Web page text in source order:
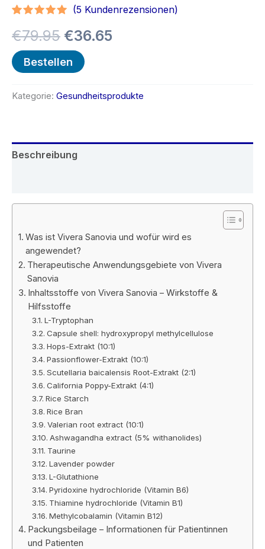
mit4.75
von 5,
basierend
auf
Kundenbewertungen
(5Kundenrezensionen)
€79.95 Ursprünglicher
Preis
€79.95
€36.65
Bestellen
Kategorie: Gesundheitsprodukte
Beschreibung
Was ist Vivera Sanovia und wofür wird es
angewendet?
Therapeutische Anwendungsgebiete von Vivera
Sanovia
Inhaltsstoffe von Vivera Sanovia – Wirkstoffe &
Hilfsstoffe
L-Tryptophan
Capsule shell: hydroxypropyl methylcellulose
Hops-Extrakt (10:1)
Passionflower-Extrakt (10:1)
Scutellaria baicalensis Root-Extrakt (2:1)
California Poppy-Extrakt (4:1)
Rice Starch
Rice Bran
Valerian root extract (10:1)
Ashwagandha extract (5% withanolides)
Taurine
Lavender powder
L-Glutathione
Pyridoxine hydrochloride (Vitamin B6)
Thiamine hydrochloride (Vitamin B1)
Methylcobalamin (Vitamin B12)
Packungsbeilage – Informationen für Patientinnen
und Patienten